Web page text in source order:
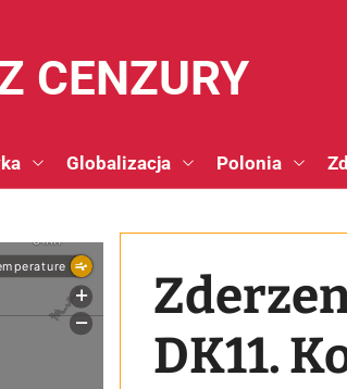
CENZURY
Globalizacja Polonia
DK11.